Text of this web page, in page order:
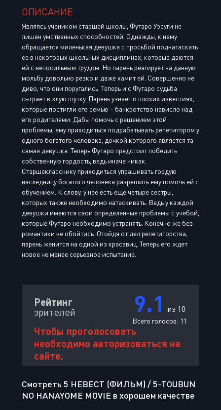
ОПИСАНИЕ
Являясь учеником старшей школы, Футаро Уэсуги не
лишен умственных способностей. Однажды, к нему
обращается миленькая девушка с просьбой поднатаскать
ее в некоторых школьных дисциплинах, которые даются
ей с непосильным трудом. Но парень реагирует на данную
мольбу довольно резко и даже хамит ей. Совершенно не
диво, что они поругались. Теперь и с Футаро судьба
сыграет в злую шутку. Парень узнает о плохих известиях,
которые постигли его семью – банкротство нависло над
его родителями. Дабы помочь с решением этой
проблемы, ему приходиться подрабатывать репетитором у
одного богатого человека, дочкой которого является та
самая девушка. Теперь Футаро предстоит победить
собственную гордость, ведь иначе никак.
Старшекласснику приходиться упрашивать гордую
наследницу богатого человека разрешить ему помочь ей с
обучением. К слову, у нее есть еще четыре сестры,
которых также необходимо натаскивать. Ведь у каждой
девушки имеются свои определенные проблемы с учебой,
которые Футаро необходимо устранять. Конечно же без
романтики не обойтись. Отойдя от дел репетиторства,
парень женится на одной из красавиц. Теперь его ждет
новое не менее серьезное испытание.
Рейтинг
зрителей 9.1 из 10
Всего голосов: 11
Чтобы проголосовать
необходимо авторизоваться на
сайте.
Смотреть 5 НЕВЕСТ (ФИЛЬМ) / 5-TOUBUN
NO HANAYOME MOVIE в хорошем качестве